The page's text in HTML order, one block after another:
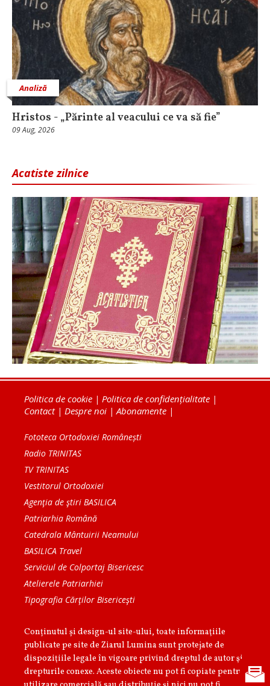
Analiză
Hristos - „Părinte al veacului ce va să fie”
09 Aug, 2026
Acatiste zilnice
Politica de cookie | Politica de confidențialitate |
Contact| Despre noi | Abonamente |
Fototeca Ortodoxiei Românești
Radio TRINITAS
TV TRINITAS
Vestitorul Ortodoxiei
Agenţia de ştiri BASILICA
Patriarhia Română
Catedrala Mântuirii Neamului
BASILICA Travel
Serviciul de Colportaj Bisericesc
Atelierele Patriarhiei
Tipografia Cărţilor Bisericeşti
Conținutul și design-ul site-ului, toate informaţiile
publicate pe site de Ziarul Lumina sunt protejate de
dispoziţiile legale în vigoare privind dreptul de autor şi
drepturile conexe. Aceste obiecte nu pot fi copiate pentru